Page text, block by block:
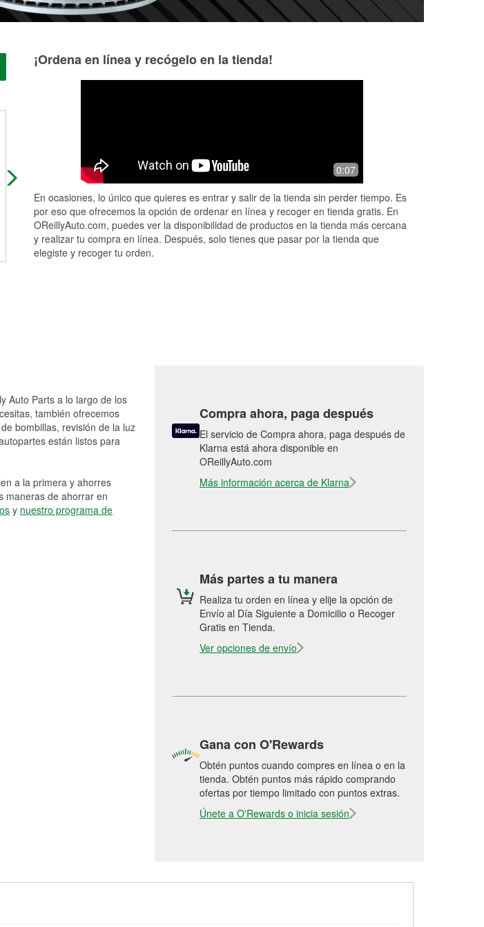
Yesterday I went into the store
clueless as to what i needed to do,
employee who helped me was a
gentleman n...Read More
Always helpful..
¡Ordena en línea y recógelo en la tienda!
0:07
En ocasiones, lo único que quieres es entrar y salir de la tienda sin perder tiempo. Es
por eso que ofrecemos la opción de ordenar en línea y recoger en tienda gratis. En
OReillyAuto.com, puedes ver la disponibilidad de productos en la tienda más cercana
y realizar tu compra en línea. Después, solo tienes que pasar por la tienda que
elegiste y recoger tu orden.
Auto Parts a lo largo de los
también ofrecemos
bombillas, revisión de la luz
están listos para
a la primera y ahorres
maneras de ahorrar en
y nuestro programa de
Compra ahora, paga después
El servicio de Compra ahora, paga después de
Klarna está ahora disponible en
OReillyAuto.com
Más información acerca de Klarna
Más partes a tu manera
Realiza tu orden en línea y elije la opción de
Envío al Día Siguiente a Domicilio o Recoger
Gratis en Tienda.
Ver opciones de envío
Gana con O'Rewards
Obtén puntos cuando compres en línea o en la
tienda. Obtén puntos más rápido comprando
ofertas por tiempo limitado con puntos extras.
Únete a O'Rewards o inicia sesión